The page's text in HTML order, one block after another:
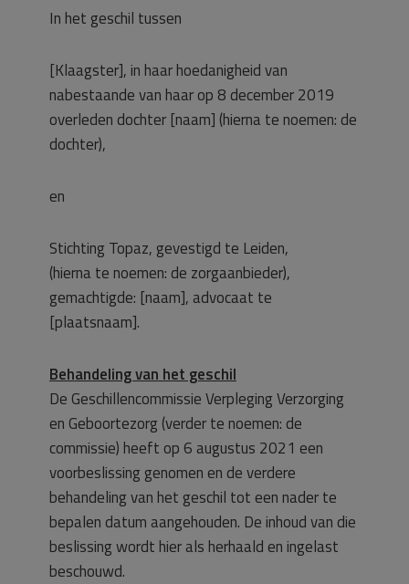
In het geschil tussen
[Klaagster], in haar hoedanigheid van
nabestaande van haar op 8 december 2019
overleden dochter [naam] (hierna te noemen: de
dochter),
en
Stichting Topaz, gevestigd te Leiden,
(hierna te noemen: de zorgaanbieder),
gemachtigde: [naam], advocaat te
[plaatsnaam].
Behandeling van het geschil
De Geschillencommissie Verpleging Verzorging
en Geboortezorg (verder te noemen: de
commissie) heeft op 6 augustus 2021 een
voorbeslissing genomen en de verdere
behandeling van het geschil tot een nader te
bepalen datum aangehouden. De inhoud van die
beslissing wordt hier als herhaald en ingelast
beschouwd.